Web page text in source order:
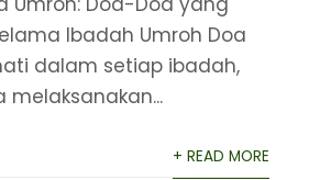
Ibadah Umroh Doa
dalam setiap ibadah,
melaksanakan...
+ READ MORE